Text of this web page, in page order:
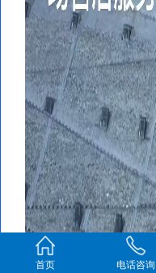
首页 电话咨询